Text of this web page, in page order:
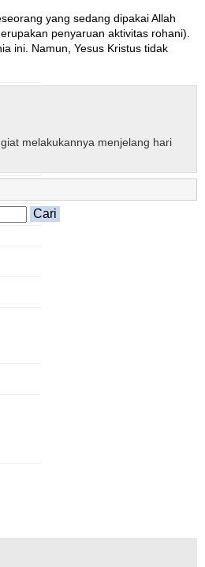
yang sedang dipakai Allah
penyaruan aktivitas rohani).
ini. Namun, Yesus Kristus tidak
melakukannya menjelang hari